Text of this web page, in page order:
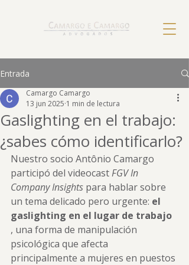
Entrada
Gaslighting en el trabajo:
¿sabes cómo identificarlo?
Camargo Camargo
13 jun 2025 1 min de lectura
Nuestro socio Antônio Camargo
participó del videocast FGV In
Company Insights para hablar sobre
un tema delicado pero urgente: el
gaslighting en el lugar de trabajo
, una forma de manipulación
psicológica que afecta
principalmente a mujeres en puestos